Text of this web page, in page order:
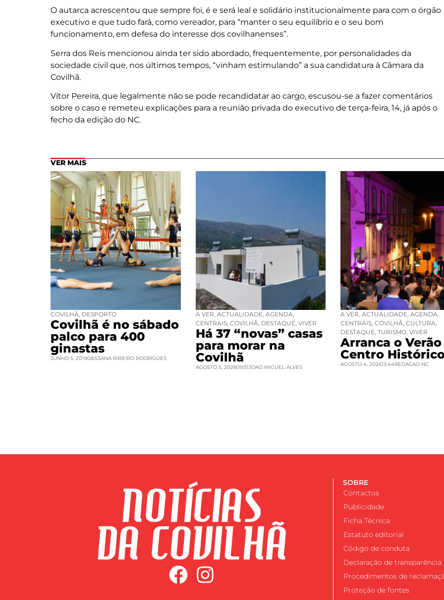
O autarca acrescentou que sempre foi, é e será leal e solidário institucionalmente para com o órgão
executivo e que tudo fará, como vereador, para “manter o seu equilíbrio e o seu bom
funcionamento, em defesa do interesse dos covilhanenses”.
Serra dos Reis mencionou ainda ter sido abordado, frequentemente, por personalidades da
sociedade civil que, nos últimos tempos, “vinham estimulando” a sua candidatura à Câmara da
Covilhã.
Vítor Pereira, que legalmente não se pode recandidatar ao cargo, escusou-se a fazer comentários
sobre o caso e remeteu explicações para a reunião privada do executivo de terça-feira, 14, já após o
fecho da edição do NC.
VER MAIS
COVILHÃ DESPORTO
Covilhã é no sábado
palco para 400
ginastas
JUNHO 5, 201908:53ANA RIBEIRO RODRIGUES
A VER ACTUALIDADE AGENDA
CENTRAIS, COVILHÃ DESTAQUE VIVER
Há 37 “novas” casas
para morar na
Covilhã
AGOSTO 5, 202609:51JOAO MIGUEL ALVES
A VER ACTUALIDADE AGENDA
CENTRAIS COVILHÃ CULTURA
DESTAQUE TURISMO VIVER
Arranca o
Centro
AGOSTO 4, 202613:44REDACAO NC
SOBRE
Contactos
Publicidade
Ficha Técnica
Estatuto editorial
Código de conduta
Declaração de transparência
Procedimentos de
Proteção de fontes